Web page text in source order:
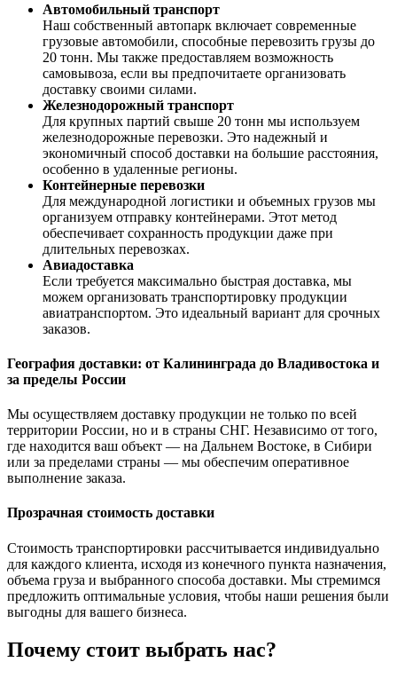
Автомобильный транспорт
Наш собственный автопарк включает современные
грузовые автомобили, способные перевозить грузы до
20 тонн. Мы также предоставляем возможность
самовывоза, если вы предпочитаете организовать
доставку своими силами.
Железнодорожный транспорт
Для крупных партий свыше 20 тонн мы используем
железнодорожные перевозки. Это надежный и
экономичный способ доставки на большие расстояния,
особенно в удаленные регионы.
Контейнерные перевозки
Для международной логистики и объемных грузов мы
организуем отправку контейнерами. Этот метод
обеспечивает сохранность продукции даже при
длительных перевозках.
Авиадоставка
Если требуется максимально быстрая доставка, мы
можем организовать транспортировку продукции
авиатранспортом. Это идеальный вариант для срочных
заказов.
География доставки: от Калининграда до Владивостока и
за пределы России
Мы осуществляем доставку продукции не только по всей
территории России, но и в страны СНГ. Независимо от того,
где находится ваш объект — на Дальнем Востоке, в Сибири
или за пределами страны — мы обеспечим оперативное
выполнение заказа.
Прозрачная стоимость доставки
Стоимость транспортировки рассчитывается индивидуально
для каждого клиента, исходя из конечного пункта назначения,
объема груза и выбранного способа доставки. Мы стремимся
предложить оптимальные условия, чтобы наши решения были
выгодны для вашего бизнеса.
Почему стоит выбрать нас?